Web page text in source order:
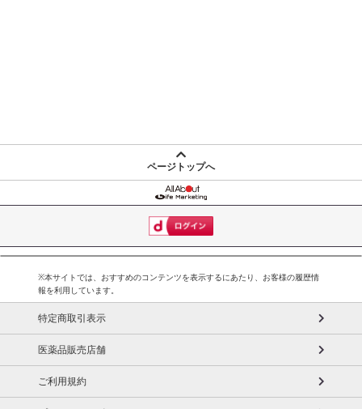
ページトップへ
※本サイトでは、おすすめのコンテンツを表示するにあたり、お客様の履歴情
報を利用しています。
特定商取引表示
医薬品販売店舗
ご利用規約